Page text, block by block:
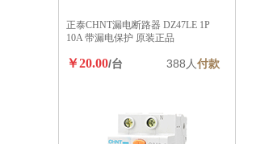
正泰CHNT漏电断路器 DZ47LE 1P
10A 带漏电保护 原装正品
￥20.00/台 388人付款